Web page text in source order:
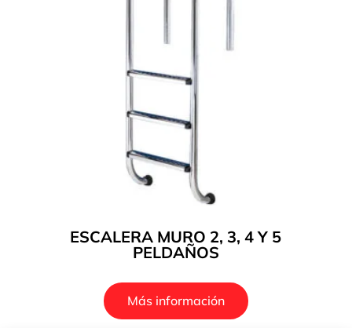
ESCALERA MURO 2, 3, 4 Y 5
PELDAÑOS
Más información